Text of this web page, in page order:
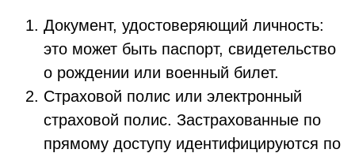
Документ, удостоверяющий личность:
это может быть паспорт, свидетельство
о рождении или военный билет.
Страховой полис или электронный
страховой полис. Застрахованные по
прямому доступу идентифицируются по